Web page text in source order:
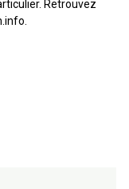
Retrouvez